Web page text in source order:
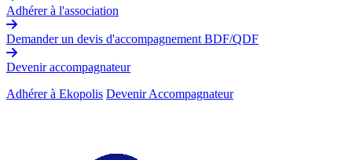
Adhérer à l'association
Demander un devis d'accompagnement BDF/QDF
Devenir accompagnateur
Adhérer à Ekopolis Devenir Accompagnateur